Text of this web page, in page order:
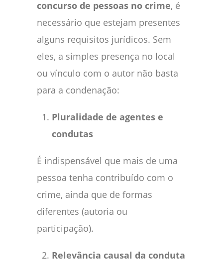
concurso de pessoas no crime, é
necessário que estejam presentes
alguns requisitos jurídicos. Sem
eles, a simples presença no local
ou vínculo com o autor não basta
para a condenação:
Pluralidade de agentes e
condutas
É indispensável que mais de uma
pessoa tenha contribuído com o
crime, ainda que de formas
diferentes (autoria ou
participação).
Relevância causal da conduta